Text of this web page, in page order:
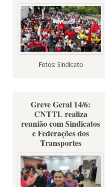
Fotos: Sindicato
Greve Geral 14/6:
CNTTL realiza
reunião com Sindicatos
e Federações dos
Transportes